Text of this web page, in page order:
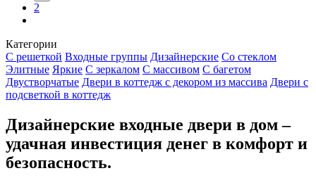
2
Категории
С решеткой Входные группы Дизайнерские Со стеклом
Элитные Яркие С зеркалом С массивом С багетом
Двустворчатые Двери в коттедж с декором из массива Двери с
подсветкой в коттедж
Дизайнерские входные двери в дом –
удачная инвестиция денег в комфорт и
безопасность.